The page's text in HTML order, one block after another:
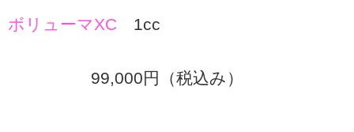
ボリューマXC 1cc
99,000円（税込み）